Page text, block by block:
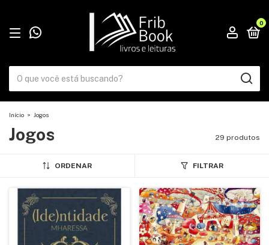
0
Início > Jogos
Jogos 29 produtos
ORDENAR FILTRAR